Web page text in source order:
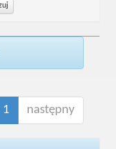
1 następny